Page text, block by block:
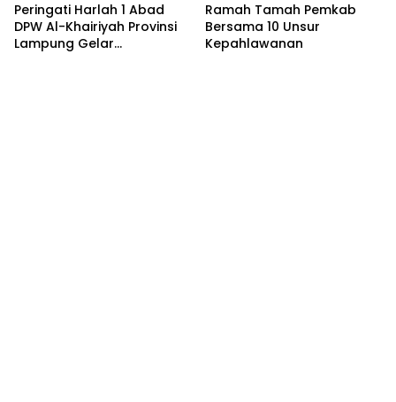
Peringati Harlah 1 Abad
DPW Al-Khairiyah Provinsi
Lampung Gelar
Ramah Tamah Pemkab
Bersama 10 Unsur
Kepahlawanan